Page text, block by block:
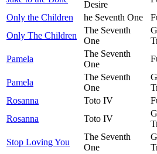
Desire
Only the Children
he Seventh One
Only The Children
The Seventh
One
Pamela
The Seventh
One
Pamela
The Seventh
One
Rosanna
Toto IV
Rosanna
Toto IV
Stop Loving You
The Seventh
One